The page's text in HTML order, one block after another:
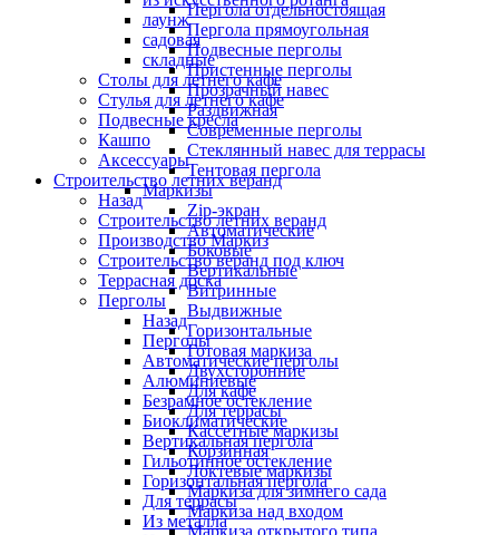
Пергола отдельностоящая
Пергола прямоугольная
Подвесные перголы
Пристенные перголы
Прозрачный навес
Раздвижная
Современные перголы
Стеклянный навес для террасы
Тентовая пергола
Маркизы
Zip-экран
Автоматические
Боковые
Вертикальные
Витринные
Выдвижные
Горизонтальные
Готовая маркиза
Двухсторонние
Для кафе
Для террасы
Кассетные маркизы
Корзинная
Локтевые маркизы
Маркиза для зимнего сада
Маркиза над входом
Маркиза открытого типа
лаунж
садовая
складные
Столы для летнего кафе
Стулья для летнего кафе
Подвесные кресла
Кашпо
Аксессуары
Строительство летних веранд
Назад
Строительство летних веранд
Производство Маркиз
Строительство веранд под ключ
Террасная доска
Перголы
Назад
Перголы
Автоматические перголы
Алюминиевые
Безрамное остекление
Биоклиматические
Вертикальная пергола
Гильотинное остекление
Горизонтальная пергола
Для террасы
Из металла